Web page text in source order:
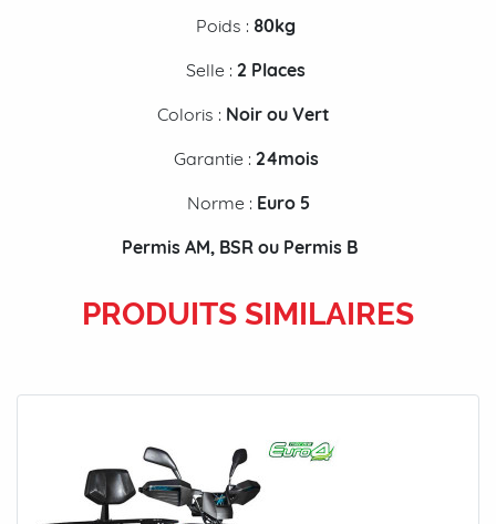
Poids : 80kg
Selle : 2 Places
Coloris : Noir ou Vert
Garantie : 24mois
Norme : Euro 5
Permis AM, BSR ou Permis B
PRODUITS SIMILAIRES